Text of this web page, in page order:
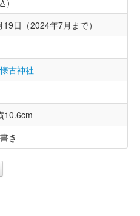
日（2024年7月まで）
懐古神社
10.6cm
き